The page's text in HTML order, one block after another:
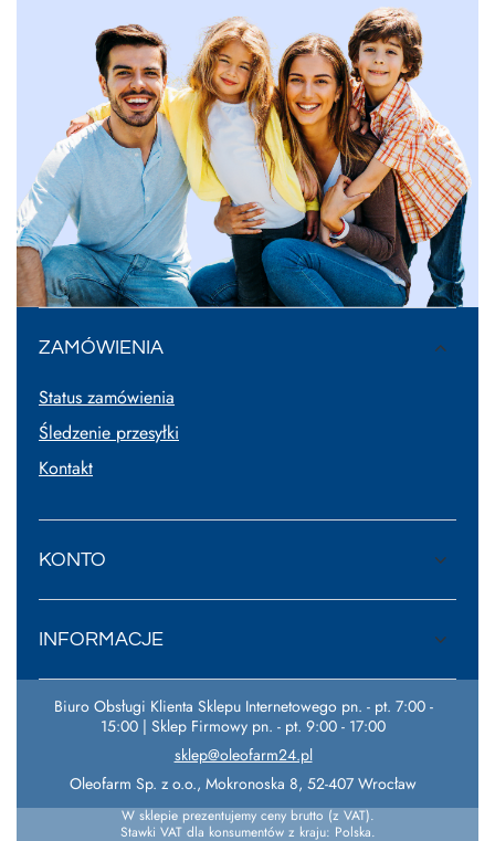
ZAMÓWIENIA
Status zamówienia
Śledzenie przesyłki
Kontakt
KONTO
INFORMACJE
Biuro Obsługi Klienta Sklepu Internetowego pn. - pt. 7:00 -
15:00 | Sklep Firmowy pn. - pt. 9:00 - 17:00
sklep@oleofarm24.pl
Oleofarm Sp. z o.o., Mokronoska 8, 52-407 Wrocław
W sklepie prezentujemy ceny brutto (z VAT).
Stawki VAT dla konsumentów z kraju: Polska.